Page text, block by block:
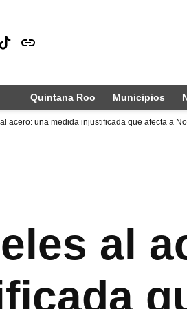
issuu
Quintana Roo Municipios
acero: una medida injustificada que afecta a
al